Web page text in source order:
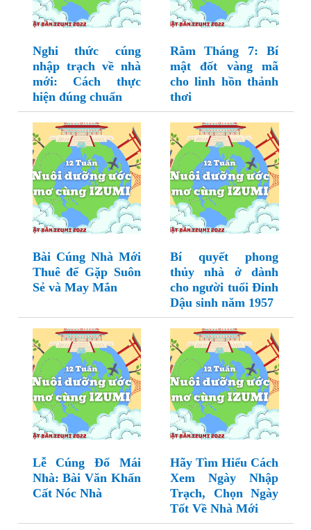
Nghi thức cúng
nhập trạch về nhà
mới: Cách thực
hiện đúng chuẩn
Rằm Tháng 7: Bí
mật đốt vàng mã
cho linh hồn thảnh
thơi
Bài Cúng Nhà Mới
Thuê để Gặp Suôn
Sẻ và May Mắn
Bí quyết phong
thủy nhà ở dành
cho người tuổi Đinh
Dậu sinh năm 1957
Lễ Cúng Đổ Mái
Nhà: Bài Văn Khấn
Cất Nóc Nhà
Hãy Tìm Hiểu Cách
Xem Ngày Nhập
Trạch, Chọn Ngày
Tốt Về Nhà Mới